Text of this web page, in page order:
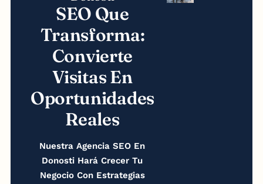
SEO Que
Transforma:
Convierte
Visitas En
Oportunidades
Reales
Nuestra Agencia SEO En
Donosti Hará Crecer Tu
Negocio Con Estrategias